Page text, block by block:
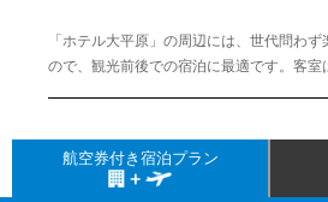
「ホテル大平原」の周辺には、世代問わ
ので、観光前後での宿泊に最適です。客
お部屋でのんびりとくつろぐことができま
レストランや、日本料理のお店「きらく
にしっとりとなじむ美人の湯モール温泉の
くりとお寛ぎください。
航空券付き宿泊プラン